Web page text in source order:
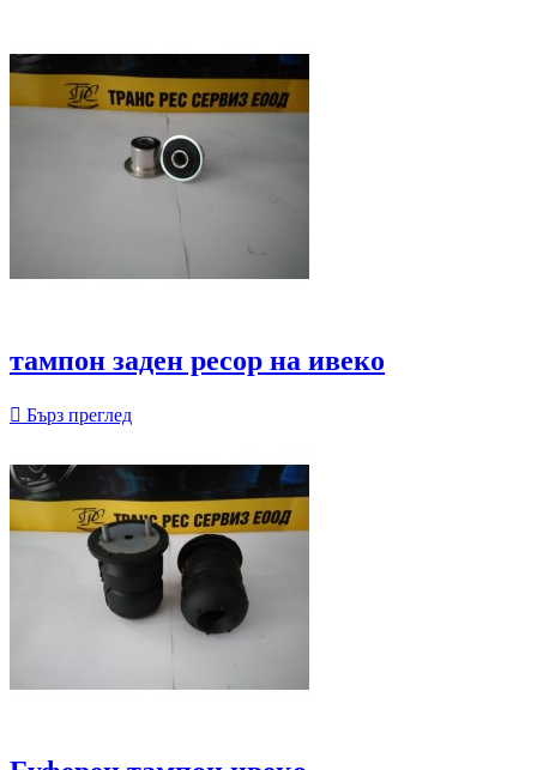
тампон заден ресор на ивеко
 Бърз преглед